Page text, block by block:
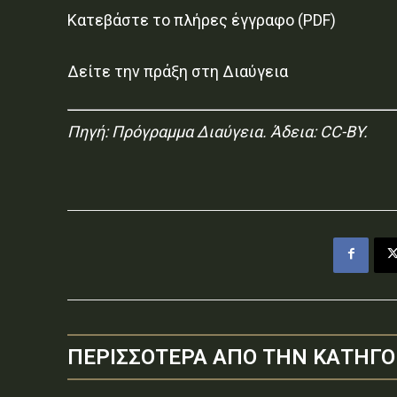
Κατεβάστε το πλήρες έγγραφο (PDF)
Δείτε την πράξη στη Διαύγεια
Πηγή:Πρόγραμμα Διαύγεια. Άδεια: CC-BY.
ΠΕΡΙΣΣΟΤΕΡΑ ΑΠΟ ΤΗΝ